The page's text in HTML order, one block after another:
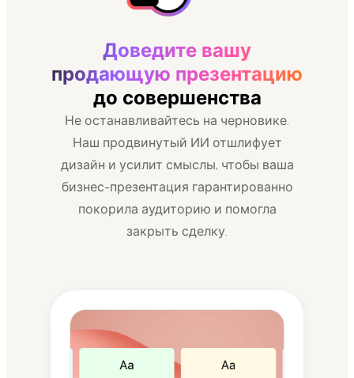
Доведите вашу
продающую презентацию
до совершенства
Не останавливайтесь на черновике.
Наш продвинутый ИИ отшлифует
дизайн и усилит смыслы, чтобы ваша
бизнес-презентация гарантированно
покорила аудиторию и помогла
закрыть сделку.